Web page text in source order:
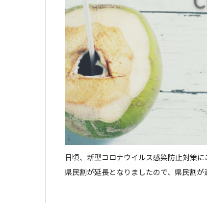
日頃、新型コロナウイルス感染防止対策に
県民割が延長となりましたので、県民割が